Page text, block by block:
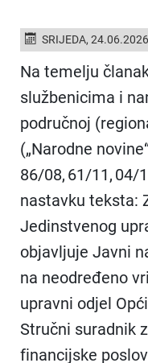
SRIJEDA,
Na temelju
službenicima i
područnoj
(„Narodne
86/08, 61/11, 04/
nastavku teksta:
Jedinstvenog
objavljuje Javni
na neodređeno
upravni odjel
Stručni suradnik
financijske